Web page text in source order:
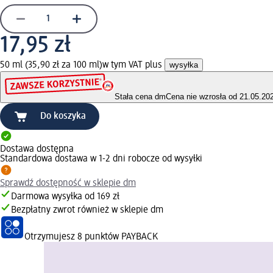
17,95 zł
50 ml (35,90 zł za 100 ml)w tym VAT plus wysyłka
Stała cena dmCena nie wzrosła od
Do koszyka
Dostawa dostępna
Standardowa dostawa w 1-2 dni robocze od wysyłki
Sprawdź dostępność w sklepie dm
Darmowa wysyłka od 169 zł
Bezpłatny zwrot również w sklepie dm
Otrzymujesz 8 punktów PAYBACK